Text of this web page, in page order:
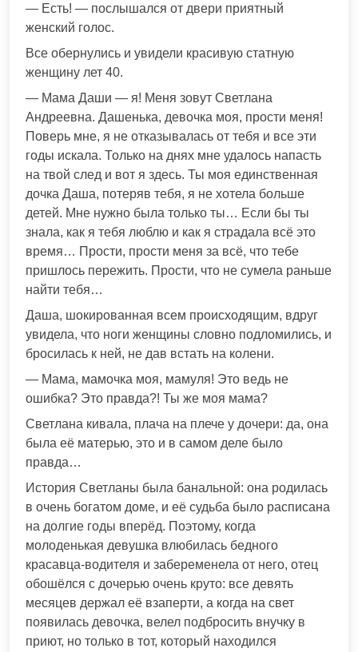
— Есть! — послышался от двери приятный
женский голос.
Все обернулись и увидели красивую статную
женщину лет 40.
— Мама Даши — я! Меня зовут Светлана
Андреевна. Дашенька, девочка моя, прости меня!
Поверь мне, я не отказывалась от тебя и все эти
годы искала. Только на днях мне удалось напасть
на твой след и вот я здесь. Ты моя единственная
дочка Даша, потеряв тебя, я не хотела больше
детей. Мне нужно была только ты… Если бы ты
знала, как я тебя люблю и как я страдала всё это
время… Прости, прости меня за всё, что тебе
пришлось пережить. Прости, что не сумела раньше
найти тебя…
Даша, шокированная всем происходящим, вдруг
увидела, что ноги женщины словно подломились, и
бросилась к ней, не дав встать на колени.
— Мама, мамочка моя, мамуля! Это ведь не
ошибка? Это правда?! Ты же моя мама?
Светлана кивала, плача на плече у дочери: да, она
была её матерью, это и в самом деле было
правда…
История Светланы была банальной: она родилась
в очень богатом доме, и её судьба было расписана
на долгие годы вперёд. Поэтому, когда
молоденькая девушка влюбилась бедного
красавца-водителя и забеременела от него, отец
обошёлся с дочерью очень круто: все девять
месяцев держал её взаперти, а когда на свет
появилась девочка, велел подбросить внучку в
приют, но только в тот, который находился